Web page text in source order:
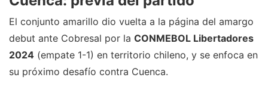
El conjunto amarillo dio vuelta a la página del amargo
debut ante Cobresal por la CONMEBOL Libertadores
2024 (empate 1-1) en territorio chileno, y se enfoca en
su próximo desafío contra Cuenca.